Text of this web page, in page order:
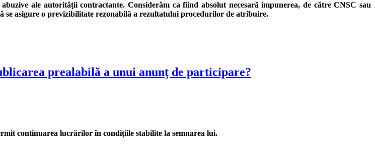
ale autorității contractante. Considerăm ca fiind absolut necesară impunerea, de către CNSC sau
se asigure o previzibilitate rezonabilă a rezultatului procedurilor de atribuire.
prealabilă a unui anunţ de participare?
continuarea lucrărilor în condiţiile stabilite la semnarea lui.